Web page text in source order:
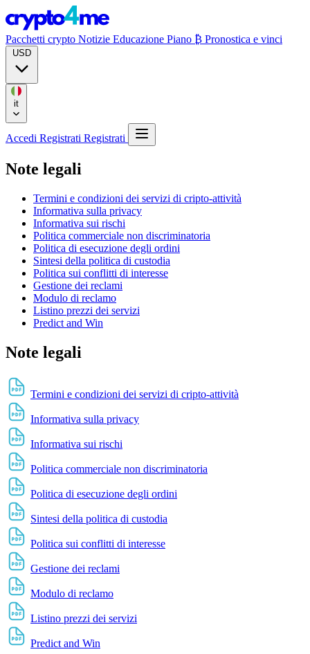
Pacchetti crypto Notizie Educazione Piano ₿ Pronostica e vinci
Accedi Registrati Registrati
Note legali
Termini e condizioni dei servizi di cripto-attività
Informativa sulla privacy
Informativa sui rischi
Politica commerciale non discriminatoria
Politica di esecuzione degli ordini
Sintesi della politica di custodia
Politica sui conflitti di interesse
Gestione dei reclami
Modulo di reclamo
Listino prezzi dei servizi
Predict and Win
Note legali
Termini e condizioni dei servizi di cripto-attività
Informativa sulla privacy
Informativa sui rischi
Politica commerciale non discriminatoria
Politica di esecuzione degli ordini
Sintesi della politica di custodia
Politica sui conflitti di interesse
Gestione dei reclami
Modulo di reclamo
Listino prezzi dei servizi
Predict and Win